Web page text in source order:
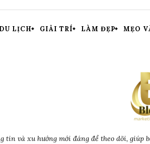
DU LỊCH GIẢI TRÍ LÀM ĐẸP MẸO
tin và xu hướng mới đáng để theo dõi,